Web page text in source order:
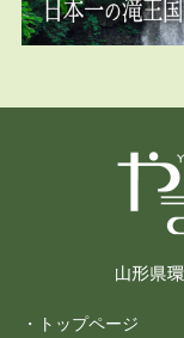
・トップページ